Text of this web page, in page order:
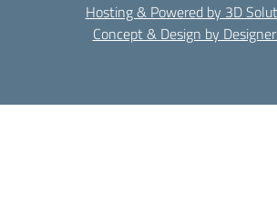
Hosting & Powered by 3D
Concept & Design by